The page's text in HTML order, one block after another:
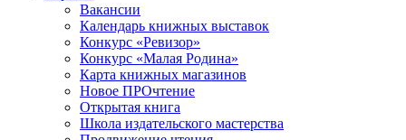
Вакансии
Календарь книжных выставок
Конкурс «Ревизор»
Конкурс «Малая Родина»
Карта книжных магазинов
Новое ПРОчтение
Открытая книга
Школа издательского мастерства